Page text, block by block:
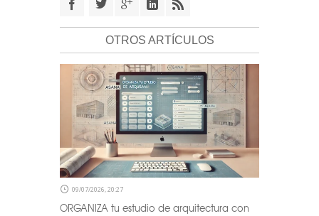
OTROS ARTÍCULOS
09/07/2026, 20:27
ORGANIZA tu estudio de arquitectura con